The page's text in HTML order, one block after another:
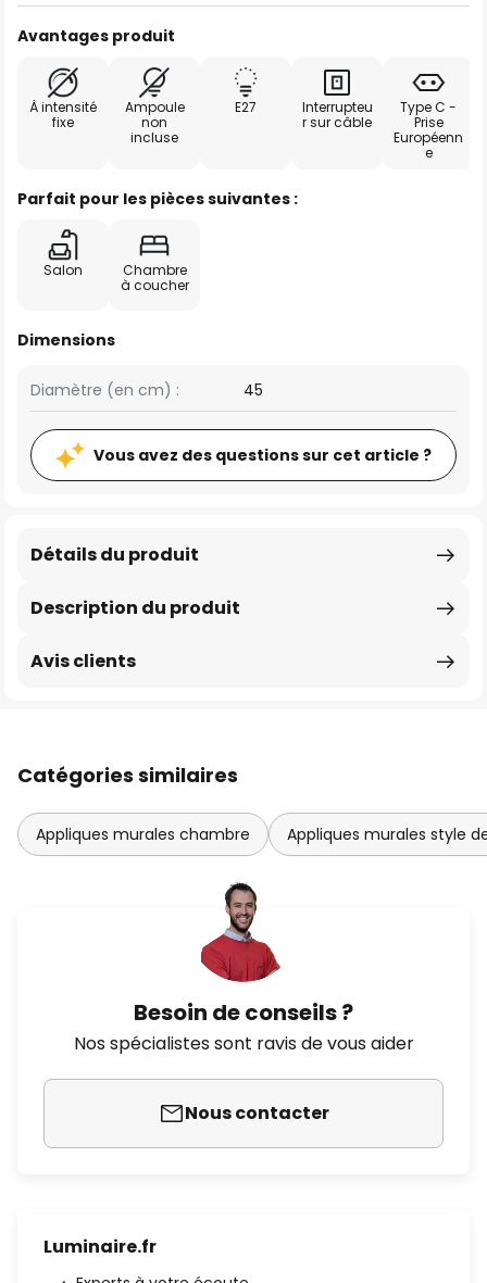
Avantages produit
À intensité
fixe
Ampoule
non
incluse
E27
Interrupteu
r sur câble
Type C -
Prise
Européenn
e
Parfait pour les pièces suivantes :
Salon
Chambre
à coucher
Dimensions
Diamètre (en cm) : 45
Vous avez des questions sur cet article ?
Description du produit
Détails du produit
Avis clients
Catégories similaires
Appliques murales chambre Appliques murales style
Besoin de conseils ?
Nos spécialistes sont ravis de vous aider
Nous contacter
Luminaire.fr